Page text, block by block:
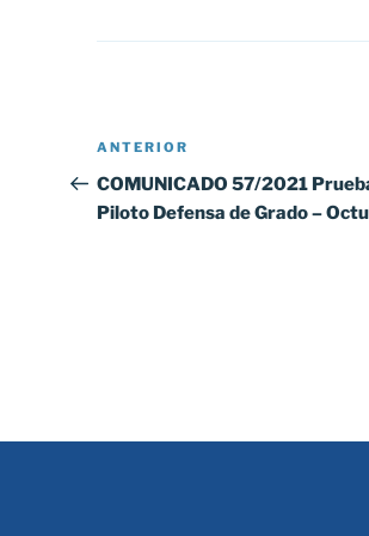
Navegación
de
entradas
Entrada
anterior:
ANTERIOR
COMUNICADO 57/2021
Piloto Defensa de Grado –